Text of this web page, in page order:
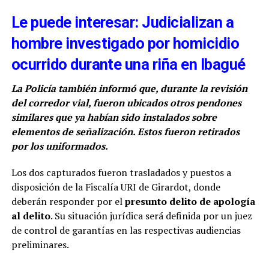
Le puede interesar: Judicializan a
hombre investigado por homicidio
ocurrido durante una riña en Ibagué
La Policía también informó que, durante la revisión
del corredor vial, fueron ubicados otros pendones
similares que ya habían sido instalados sobre
elementos de señalización. Estos fueron retirados
por los uniformados.
Los dos capturados fueron trasladados y puestos a
disposición de la Fiscalía URI de Girardot, donde
deberán responder por elpresunto delito de apología
al delito. Su situación jurídica será definida por un juez
de control de garantías en las respectivas audiencias
preliminares.